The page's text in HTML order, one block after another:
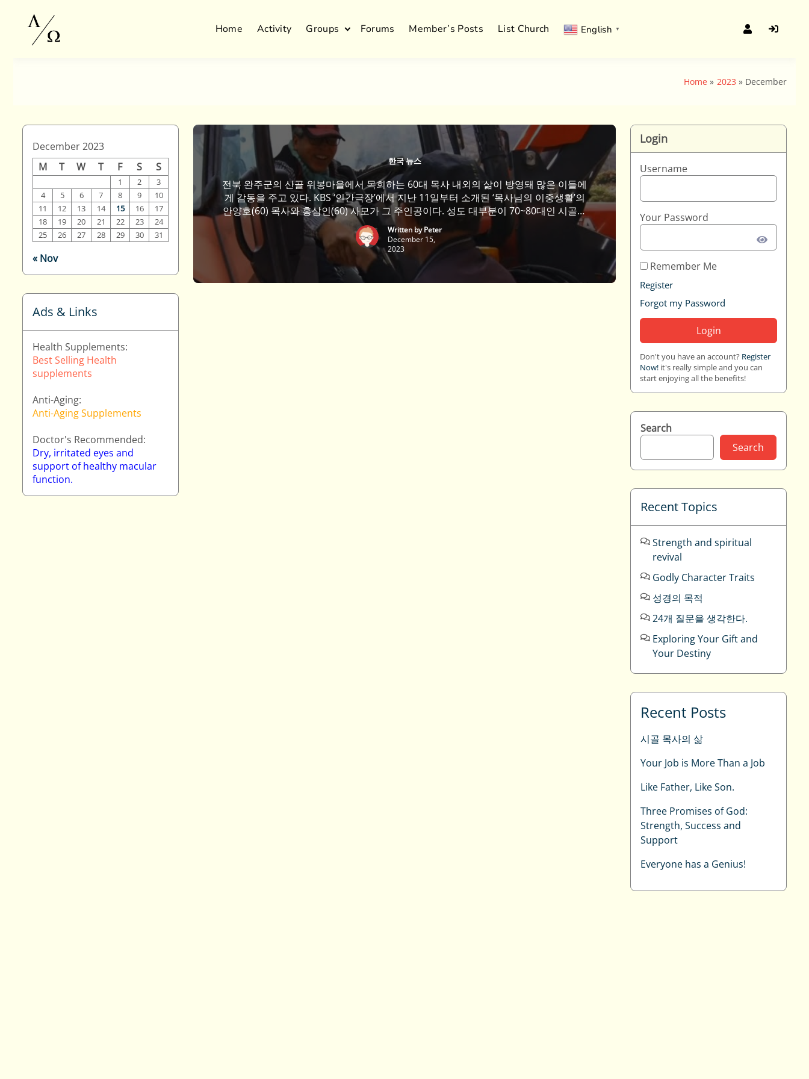
content
Home Activity Groups Forums Member’s Posts List Church English ▼
Home 2023 December
December 2023
M
T W T F S S
1 2
3
4
5 6 7 8 9
10
11
12 13 14 15 16
17
18
19 20 21 22 23
24
25
26 27 28 29 30 31
« Nov
Ads & Links
Health Supplements:
Best Selling Health
supplements
Anti-Aging:
Anti-Aging Supplements
Doctor's Recommended:
Dry, irritated eyes and
support of healthy macular
function.
한국 뉴스
전북 완주군의 산골 위봉마을에서 목회하는 60대 목사 내외의 삶이 방영돼 많은 이들에
게 감동을 주고 있다. KBS ‘인간극장’에서 지난 11일부터 소개된 ‘목사님의 이중생활’의
안양호(60) 목사와 홍삼인(60) 사모가 그 주인공이다. 성도 대부분이 70~80대인 시골교
회 ‘위봉교회’를 이끄는 안 목사 내외가 20명 남짓 성도를 살뜰히 챙기는 모습이 자세히
방송됐다. 안 목사 내외는 6년 전 위봉교회에 왔다. 안 목사는 예배 […]
Written byPeter
December 15,
2023
Login
Username
Your Password
Remember Me
Register
Forgot my Password
Login
Don't you have an account? Register
Now! it's really simple and you can
start enjoying all the benefits!
Search
Search
Recent Topics
Strength and spiritual
revival
Godly Character Traits
성경의 목적
24개 질문을 생각한다.
Exploring Your Gift and
Your Destiny
Recent Posts
시골 목사의 삶
Your Job is More Than a Job
Like Father, Like Son.
Three Promises of God:
Strength, Success and
Support
Everyone has a Genius!